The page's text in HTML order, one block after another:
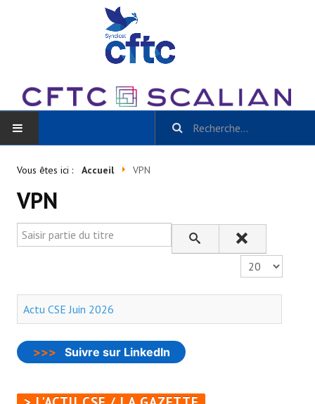
BLOG
Toutes les catégories
- - Slidehow Actu CSE et +
- - Slidehow La Gazette SCALIAN
Vous êtes ici : Accueil VPN
VPN
Saisir partie du titre
Affichage #
Actu CSE Juin 2026
>>> Suivre sur LinkedIn